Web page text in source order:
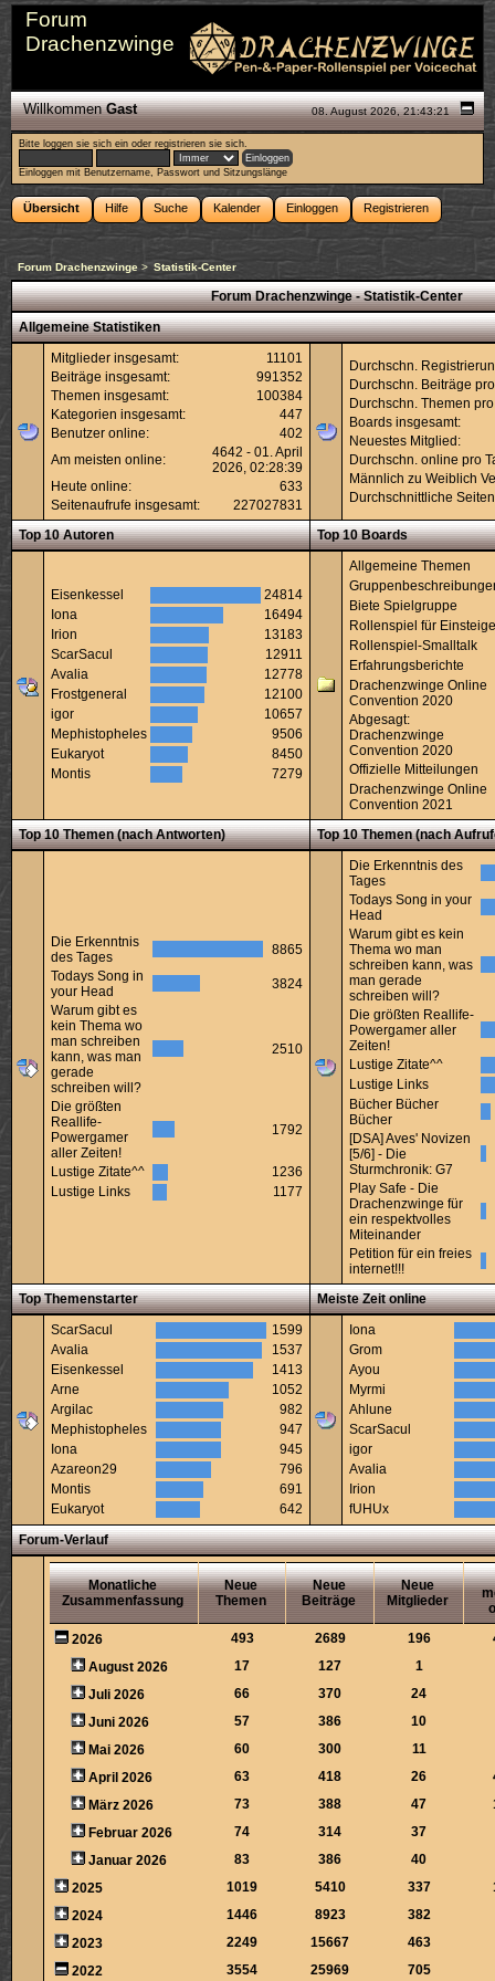
Forum
Drachenzwinge
08. August 2026, 21:43:21
WillkommenGast
Bitte loggen sie sich ein oderregistrieren sie sich.
Einloggen mit Benutzername, Passwort und Sitzungslänge
Übersicht Hilfe Suche Kalender Einloggen Registrieren
Forum Drachenzwinge > Statistik-Center
Forum Drachenzwinge - Statistik-Center
Allgemeine Statistiken
Mitglieder insgesamt:
11101
Beiträge insgesamt:
991352
Themen insgesamt:
100384
Kategorien insgesamt:
447
Benutzer online:
402
Am meisten online:
4642 - 01. April
2026, 02:28:39
Heute online:
633
Seitenaufrufe insgesamt:
227027831
Durchschn.
Durchschn. Beiträge
Durchschn. Themen
Boards insgesamt:
Neuestes Mitglied:
Durchschn. online pro
Männlich zu Weiblich
Durchschnittliche
Top 10 Autoren Top 10 Boards
Eisenkessel
24814
Iona
16494
Irion
13183
ScarSacul
12911
Avalia
12778
Frostgeneral
12100
igor
10657
Mephistopheles
9506
Eukaryot
8450
Montis
7279
Allgemeine Themen
Biete Spielgruppe
Rollenspiel für
Rollenspiel-Smalltalk
Erfahrungsberichte
Drachenzwinge Online
Convention 2020
Abgesagt:
Drachenzwinge
Convention 2020
Offizielle Mitteilungen
Drachenzwinge Online
Convention 2021
Top 10 Themen (nach Antworten)
Top 10 Themen (nach
Die Erkenntnis
des Tages
8865
Todays Song in
your Head
3824
Warum gibt es
kein Thema wo
man schreiben
kann, was man
gerade
schreiben will?
2510
Die größten
Reallife-
Powergamer
aller Zeiten!
1792
Lustige Zitate^^
1236
Lustige Links
1177
Die Erkenntnis des
Tages
Todays Song in your
Head
Warum gibt es kein
Thema wo man
schreiben kann, was
man gerade
schreiben will?
Die größten Reallife-
Powergamer aller
Zeiten!
Lustige Zitate^^
Lustige Links
Bücher Bücher
Bücher
[DSA] Aves' Novizen
[5/6] - Die
Sturmchronik: G7
Play Safe - Die
Drachenzwinge für
ein respektvolles
Miteinander
Petition für ein freies
internet!!!
Top Themenstarter
Meiste Zeit online
ScarSacul
1599
Avalia
1537
Eisenkessel
1413
Arne
1052
Argilac
982
Mephistopheles
947
Iona
945
Azareon29
796
Montis
691
Eukaryot
642
Iona
Grom
Ayou
Myrmi
Ahlune
ScarSacul
igor
Avalia
Irion
fUHUx
Forum-Verlauf
Monatliche
Zusammenfassung
Neue
Themen
Neue
Beiträge
Neue
Mitglieder
2026
493 2689 196
August 2026
17 127
1
Juli 2026
66 370
24
Juni 2026
57 386
10
Mai 2026
60 300
11
April 2026
63 418 26
März 2026
73 388 47
Februar 2026
74 314
37
Januar 2026
83 386
40
2025
1019 5410 337
2024
1446 8923
382
2023
2249 15667
463
2022
3554 25969 705